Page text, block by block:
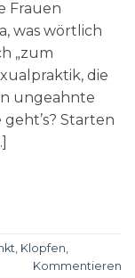
Frauen
was wörtlich
„zum
die
ungeahnte
Starten
Klopfen
Kommentieren